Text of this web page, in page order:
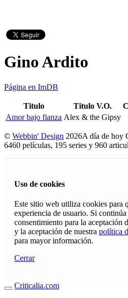
Gino Ardito
Página en ImDB
Titulo Titulo V.O.
Amor bajo fianza Alex & the Gipsy
© Webbin' Design 2026A día de hoy
6460 películas, 195 series y 960
Uso de cookies
Este sitio web utiliza cookies para
experiencia de usuario. Si
consentimiento para la aceptación
y la aceptación de nuestra política
para mayor información.
Cerrar
Criticalia.com